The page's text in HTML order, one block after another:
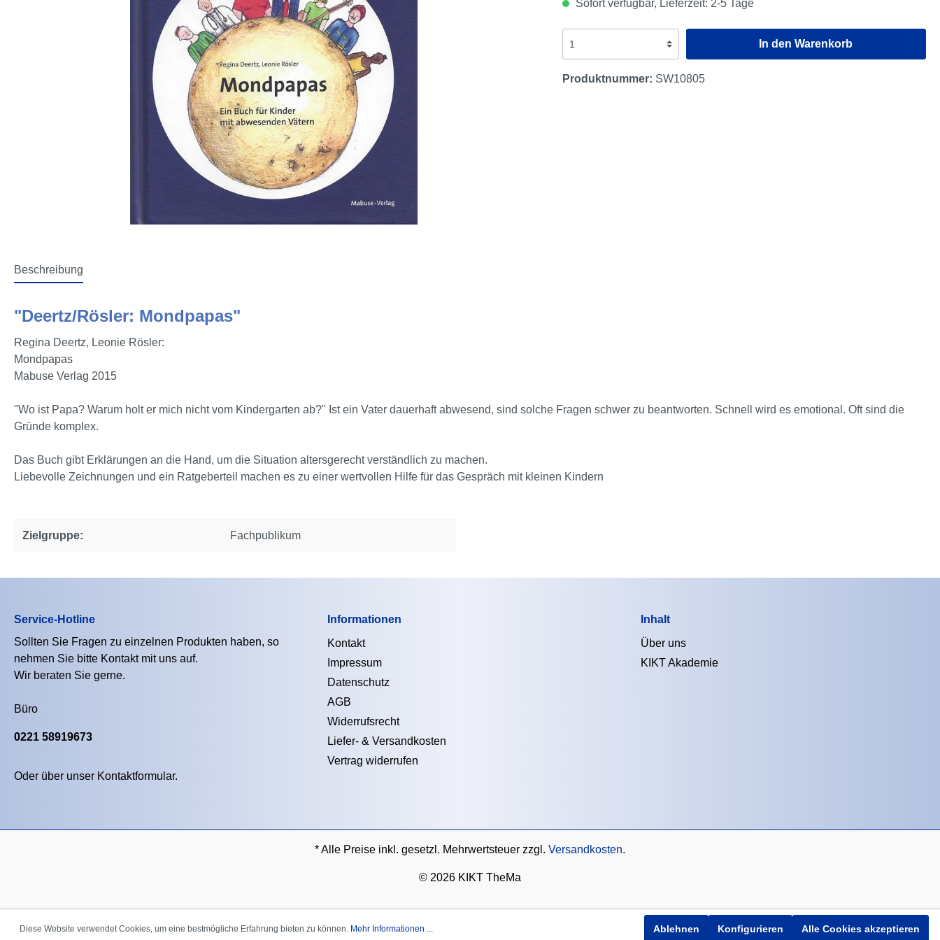
Sofort verfügbar, Lieferzeit: 2-5 Tage
In den Warenkorb
Produktnummer: SW10805
Beschreibung
"Deertz/Rösler: Mondpapas"
Regina Deertz, Leonie Rösler:
Mondpapas
Mabuse Verlag 2015
"Wo ist Papa? Warum holt er mich nicht vom Kindergarten ab?" Ist ein Vater dauerhaft abwesend, sind solche Fragen schwer zu beantworten. Schnell wird es emotional. Oft sind die
Gründe komplex.
Das Buch gibt Erklärungen an die Hand, um die Situation altersgerecht verständlich zu machen.
Liebevolle Zeichnungen und ein Ratgeberteil machen es zu einer wertvollen Hilfe für das Gespräch mit kleinen Kindern
Zielgruppe: Fachpublikum
Service-Hotline
Sollten Sie Fragen zu einzelnen Produkten haben, so
nehmen Sie bitte Kontakt mit uns auf.
Wir beraten Sie gerne.
Büro
0221 58919673
Oder über unser Kontaktformular.
Informationen
Kontakt
Impressum
Datenschutz
AGB
Widerrufsrecht
Liefer- & Versandkosten
Vertrag widerrufen
Inhalt
Über uns
KIKT Akademie
* Alle Preise inkl. gesetzl. Mehrwertsteuer zzgl. Versandkosten.
© 2026 KIKT TheMa
Diese Website verwendet Cookies, um eine bestmögliche Erfahrung bieten zu können. Mehr Informationen ... Ablehnen Konfigurieren Alle Cookies akzeptieren